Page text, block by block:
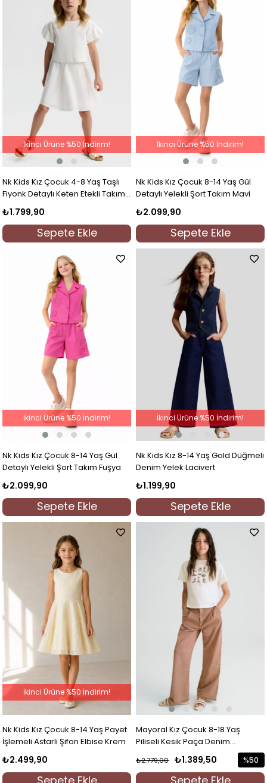
Nk Kids Kız Çocuk 4-8 Yaş Taşlı
Fiyonk Detaylı Keten Etekli Takım
Beyaz
₺1.799,90
Sepete Ekle
İkinci Ürüne %50 İndirim!
Nk Kids Kız Çocuk 8-14 Yaş Gül
Detaylı Yelekli Şort Takım Mavi
₺2.099,90
Sepete Ekle
İkinci Ürüne %50 İndirim!
Nk Kids Kız Çocuk 8-14 Yaş Gül
Detaylı Yelekli Şort Takım Fuşya
₺2.099,90
Sepete Ekle
İkinci Ürüne %50 İndirim!
Nk Kids Kız 8-14 Yaş Gold Düğmeli
Denim Yelek Lacivert
₺1.199,90
Sepete Ekle
İkinci Ürüne %50 İndirim!
Nk Kids Kız Çocuk 8-14 Yaş Payet
İşlemeli Astarlı Şifon Elbise Krem
₺2.499,90
İkinci Ürüne %50 İndirim!
Mayoral Kız Çocuk 8-18 Yaş
Piliseli Kesik Paça Denim
Pantolon Kiremit
₺1.389,50
₺2.779,00
%50
İndirim